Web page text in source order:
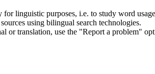
linguistic purposes, i.e. to study word
using bilingual search technologies.
or translation, use the "Report a problem"